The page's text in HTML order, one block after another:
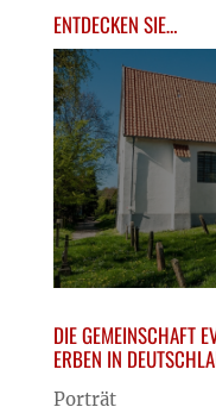
ENTDECKEN SIE…
DIE GEMEINSCHAFT
ERBEN IN
Porträt